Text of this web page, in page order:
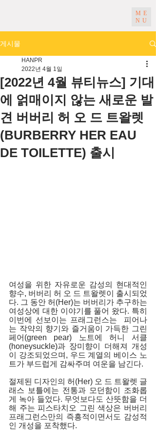
ME
NU
게시물
[2022년 4월 뷰티뉴스] 기대
에 얽매이지 않는 새로운 발
견 버버리 허 오 드 트왈렛
(BURBERRY HER EAU
DE TOILETTE) 출시
HANPR
2022년 4월 1일
여성을 위한 자유로운 감성의 현대적인
향수, 버버리 허 오 드 트왈렛이 출시되었
다. 그 동안 허(Her)는 버버리가 추구하는
여성상에 대한 이야기를 풀어 왔다. 특히
이번에 선보이는 프래그런스는  피어나
는 작약의 향기와 즐거움이 가득한 그린
페어(green pear) 노트에 허니 서클
(honeysuckle)과 장미향이 더해져 개성
이 강조되었으며, 우드 계열의 베이스 노
트가 부드럽게 감싸주며 여운을 남긴다.
절제된 디자인의 허(Her) 오 드 트왈렛 글
래스 보틀에는 전통과 모던함이 조화롭
게 녹아 들었다. 무엇보다도 산뜻함을 더
해 주는 피스타치오 그린 색상은 버버리
프래그런스만의 즉흥적이면서도 감성적
인 개성을 포착했다.